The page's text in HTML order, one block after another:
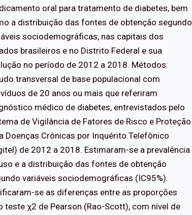
oral para tratamento de diabetes, bem
a distribuição das fontes de obtenção segundo
sociodemográficas, nas capitais dos
brasileiros e no Distrito Federal e sua
no período de 2012 a 2018. Métodos:
transversal de base populacional com
de 20 anos ou mais que referiram
médico de diabetes, entrevistados pelo
de Vigilância de Fatores de Risco e Proteção
Doenças Crônicas por Inquérito Telefônico
de 2012 a 2018. Estimaram-se a prevalência
e a distribuição das fontes de obtenção
variáveis sociodemográficas (IC95%).
se as diferenças entre as proporções
teste χ2 de Pearson (Rao-Scott), com nível de